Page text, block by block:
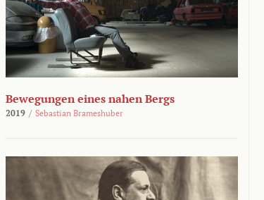
Bewegungen eines nahen Bergs
2019 / Sebastian Brameshuber